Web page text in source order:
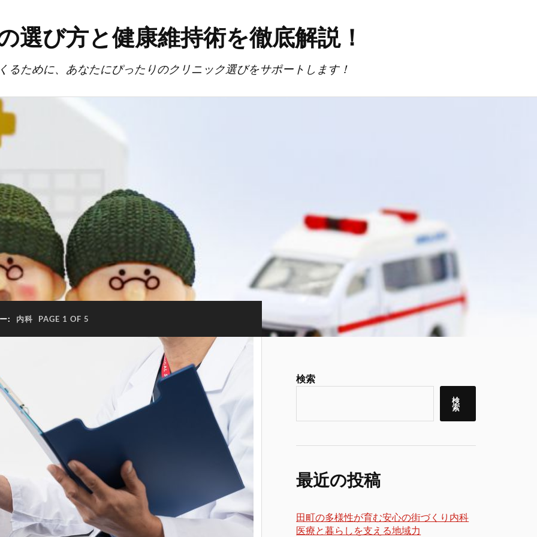
選び方と健康維持術を徹底解説！
るために、あなたにぴったりのクリニック選びをサポートします！
: 内科 PAGE 1 OF 5
検索
検
索
最近の投稿
田町の多様性が育む安心の街づくり内科
医療と暮らしを支える地域力